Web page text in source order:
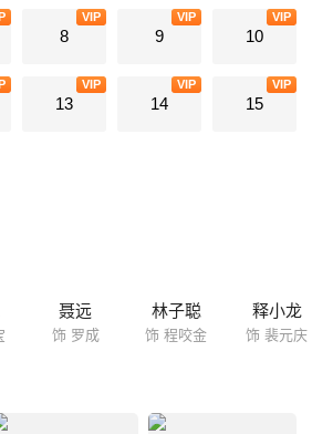
。 秦琼到达山东不久，杨厂谋害了隋文帝
伪造遗诏布告天下大时，建章不从被杀，引起
救出狱后，单雄信见他是位英雄，便拉他一起
扬州巡游，下令开凿运河。贪官污吏们趁
李密趁机拿下扬州。但他不思进取，开始腐化
忍的杀害了自己的亲密战友。而胸怀大志、深
，就能得到天下。于是那些叛离李密的谋士
，众叛亲离的李密终于被中国籍的伊朗人王
8
VIP
9
VIP
10
VIP
13
VIP
14
VIP
15
VIP
聂远
饰 罗成
林子聪
饰 程咬金
释小龙
饰 裴元庆